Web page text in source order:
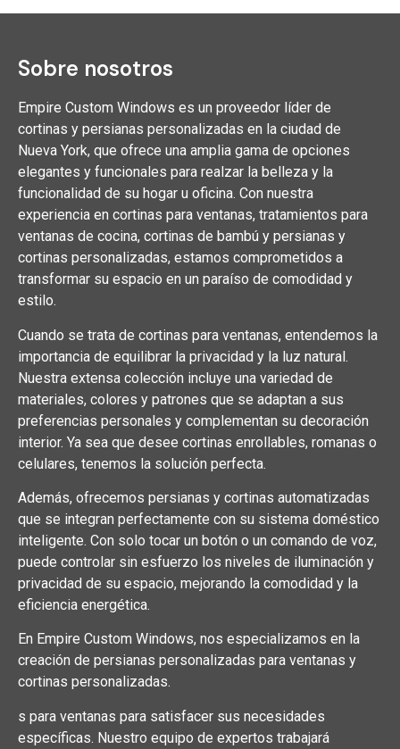
Sobre nosotros
Empire Custom Windows es un proveedor líder de
cortinas y persianas personalizadas en la ciudad de
Nueva York, que ofrece una amplia gama de opciones
elegantes y funcionales para realzar la belleza y la
funcionalidad de su hogar u oficina. Con nuestra
experiencia en cortinas para ventanas, tratamientos para
ventanas de cocina, cortinas de bambú y persianas y
cortinas personalizadas, estamos comprometidos a
transformar su espacio en un paraíso de comodidad y
estilo.
Cuando se trata de cortinas para ventanas, entendemos la
importancia de equilibrar la privacidad y la luz natural.
Nuestra extensa colección incluye una variedad de
materiales, colores y patrones que se adaptan a sus
preferencias personales y complementan su decoración
interior. Ya sea que desee cortinas enrollables, romanas o
celulares, tenemos la solución perfecta.
Además, ofrecemos persianas y cortinas automatizadas
que se integran perfectamente con su sistema doméstico
inteligente. Con solo tocar un botón o un comando de voz,
puede controlar sin esfuerzo los niveles de iluminación y
privacidad de su espacio, mejorando la comodidad y la
eficiencia energética.
En Empire Custom Windows, nos especializamos en la
creación de persianas personalizadas para ventanas y
cortinas personalizadas.
s para ventanas para satisfacer sus necesidades
específicas. Nuestro equipo de expertos trabajará